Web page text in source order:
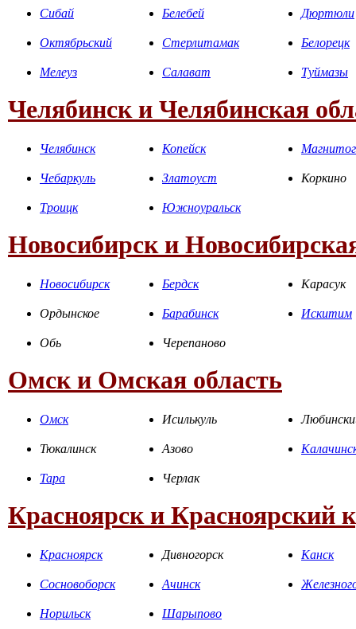
Сибай Белебей Дюртюли
Октябрьский Стерлитамак Белорецк
Мелеуз Салават Туймазы
Челябинск и Челябинская
Челябинск Копейск
Чебаркуль Златоуст Коркино
Троицк Южноуральск
Новосибирск и
Новосибирск Бердск Карасук
Ордынское Барабинск Искитим
Обь Черепаново
Омск и Омская область
Омск Исилькуль
Тюкалинск Азово
Тара Черлак
Красноярск и Красноярский
Красноярск Дивногорск Канск
Сосновоборск Ачинск
Норильск Шарыпово